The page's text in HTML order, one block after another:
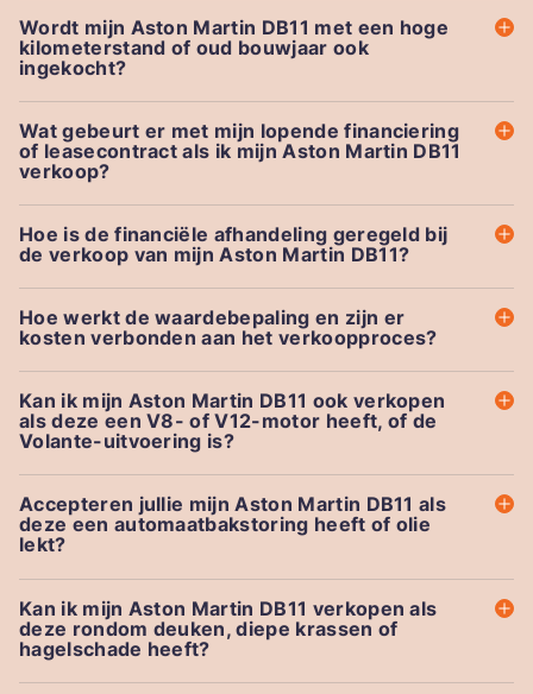
Wordt mijn Aston Martin DB11 met een hoge
kilometerstand of oud bouwjaar ook
ingekocht?
Wat gebeurt er met mijn lopende financiering
of leasecontract als ik mijn Aston Martin DB11
verkoop?
Hoe is de financiële afhandeling geregeld bij
de verkoop van mijn Aston Martin DB11?
Hoe werkt de waardebepaling en zijn er
kosten verbonden aan het verkoopproces?
Kan ik mijn Aston Martin DB11 ook verkopen
als deze een V8- of V12-motor heeft, of de
Volante-uitvoering is?
Accepteren jullie mijn Aston Martin DB11 als
deze een automaatbakstoring heeft of olie
lekt?
Kan ik mijn Aston Martin DB11 verkopen als
deze rondom deuken, diepe krassen of
hagelschade heeft?